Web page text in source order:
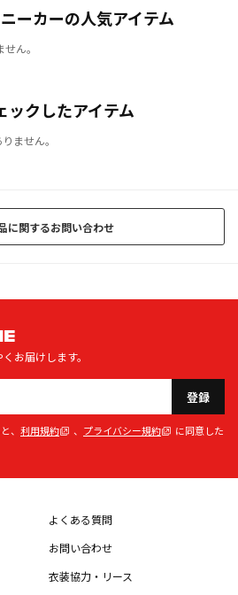
ーカーの人気アイテム
ん。
ックしたアイテム
ません。
に関するお問い合わせ
お届けします。
登録
、 利用規約 、 プライバシー規約
に同意した
よくある質問
お問い合わせ
衣装協力・リース